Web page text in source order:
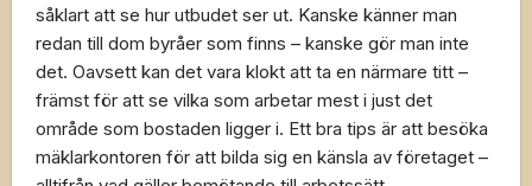
såklart att se hur utbudet ser ut. Kanske känner man
redan till dom byråer som finns – kanske gör man inte
det. Oavsett kan det vara klokt att ta en närmare titt –
främst för att se vilka som arbetar mest i just det
område som bostaden ligger i. Ett bra tips är att besöka
mäklarkontoren för att bilda sig en känsla av företaget –